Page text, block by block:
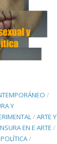
/
Y
/ARTE Y
EN E ARTE /
POLÍTICA/